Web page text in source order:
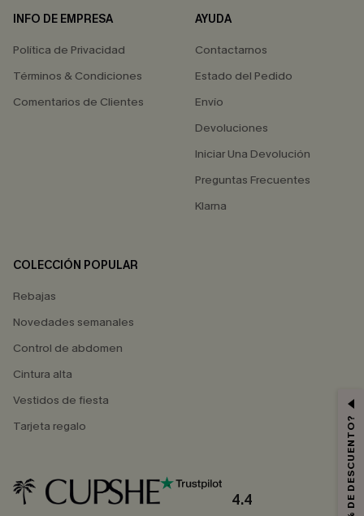
INFO DE EMPRESA
Política de Privacidad
Términos & Condiciones
Comentarios de Clientes
AYUDA
Contactarnos
Estado del Pedido
Envío
Devoluciones
Iniciar Una Devolución
Preguntas Frecuentes
Klarna
COLECCIÓN POPULAR
Rebajas
Novedades semanales
Control de abdomen
Cintura alta
Vestidos de fiesta
Tarjeta regalo
4.4